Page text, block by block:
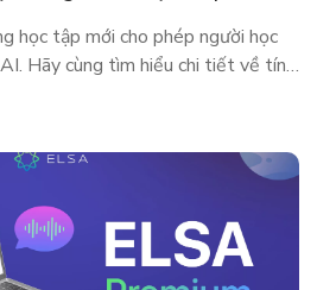
học tập mới cho phép người học
Hãy cùng tìm hiểu chi tiết về tính